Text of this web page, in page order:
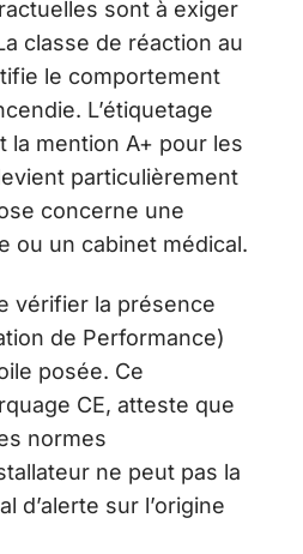
sont à exiger
classe de réaction au
le comportement
L’étiquetage
la mention A+ pour les
particulièrement
concerne une
ou un cabinet médical.
vérifier la présence
de Performance)
posée. Ce
CE, atteste que
normes
ne peut pas la
d’alerte sur l’origine